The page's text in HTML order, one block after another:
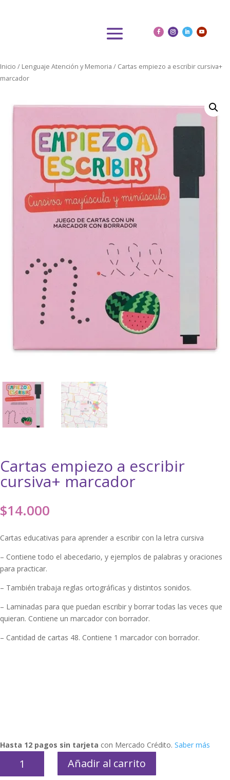
Inicio / Lenguaje Atención y Memoria / Cartas empiezo a escribir cursiva+
marcador
Cartas empiezo a escribir
cursiva+ marcador
$14.000
Cartas educativas para aprender a escribir con la letra cursiva
– Contiene todo el abecedario, y ejemplos de palabras y oraciones
para practicar.
– También trabaja reglas ortográficas y distintos sonidos.
– Laminadas para que puedan escribir y borrar todas las veces que
quieran. Contiene un marcador con borrador.
– Cantidad de cartas 48. Contiene 1 marcador con borrador.
Hasta 12 pagos sin tarjeta con Mercado Crédito. Saber más
empiezo
Añadir al carrito